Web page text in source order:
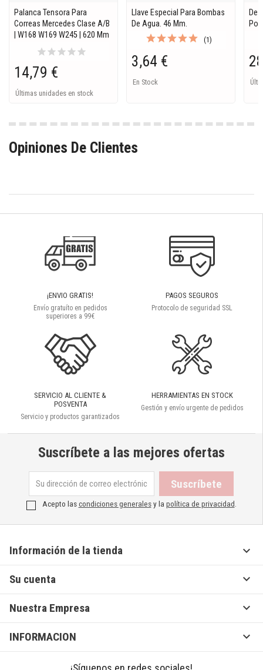
Palanca Tensora Para
Correas Mercedes Clase A/B
| W168 W169 W245 | 620 Mm
starstarstarstarstar
14,79 €
Últimas unidades en stock
Llave Especial Para Bombas
De Agua. 46 Mm.
(1)
3,64 €
En Stock
Opiniones De Clientes
¡ENVIO GRATIS!
Envío gratuíto en pedidos
superiores a 99€
PAGOS SEGUROS
Protocolo de seguridad SSL
SERVICIO AL CLIENTE &
POSVENTA
Servicio y productos garantizados
HERRAMIENTAS EN STOCK
Gestión y envío urgente de pedidos
Suscríbete a las mejores ofertas
Acepto lascondiciones generalesy la política de privacidad.
Información de la tienda 
Su cuenta 
Nuestra Empresa 
INFORMACION 